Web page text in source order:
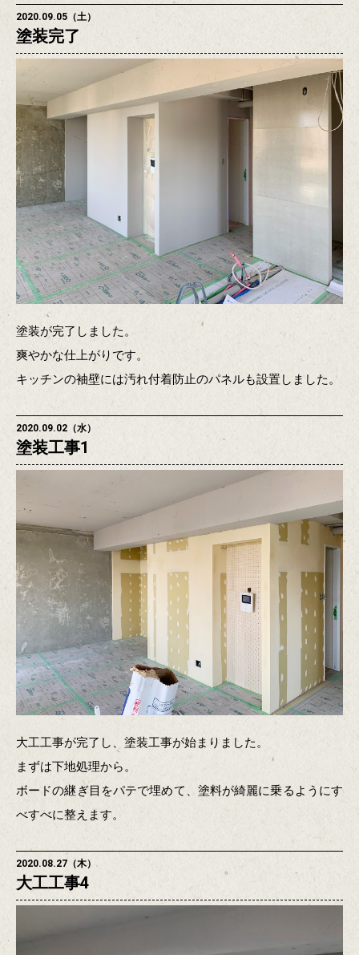
2020.09.05（土）
塗装完了
塗装が完了しました。
爽やかな仕上がりです。
キッチンの袖壁には汚れ付着防止のパネルも設置しました。
2020.09.02（水）
塗装工事1
大工工事が完了し、塗装工事が始まりました。
まずは下地処理から。
ボードの継ぎ目をパテで埋めて、塗料が綺麗に乗るようにす
べすべに整えます。
2020.08.27（木）
大工工事4